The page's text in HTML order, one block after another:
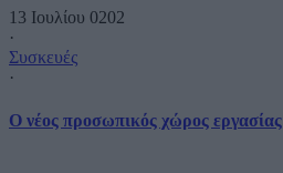
13 Ιουλίου 0202
·
Συσκευές
·
O νέος προσωπικός χώρος εργασίας